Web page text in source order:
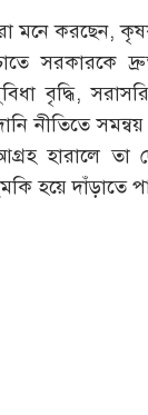
মনে করছেন,
সরকারকে
বৃদ্ধি,
নীতিতে
হারালে তা
হয়ে দাঁড়াতে